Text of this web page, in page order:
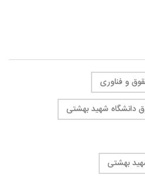
و فناوری
دانشگاه شهید بهشتی
بهشتی